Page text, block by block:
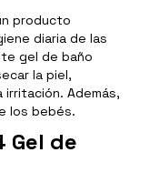
producto
diaria de las
gel de baño
la piel,
irritación. Además,
los bebés.
Gel de